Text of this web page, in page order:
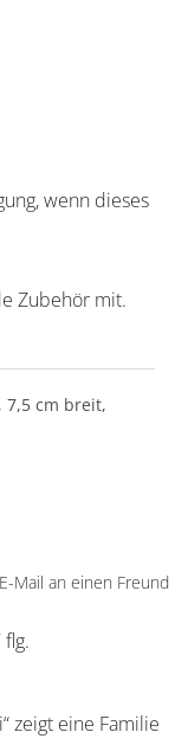
wenn dieses
Zubehör mit.
7,5 cm breit,
E-Mail an einen Freund
zeigt eine Familie